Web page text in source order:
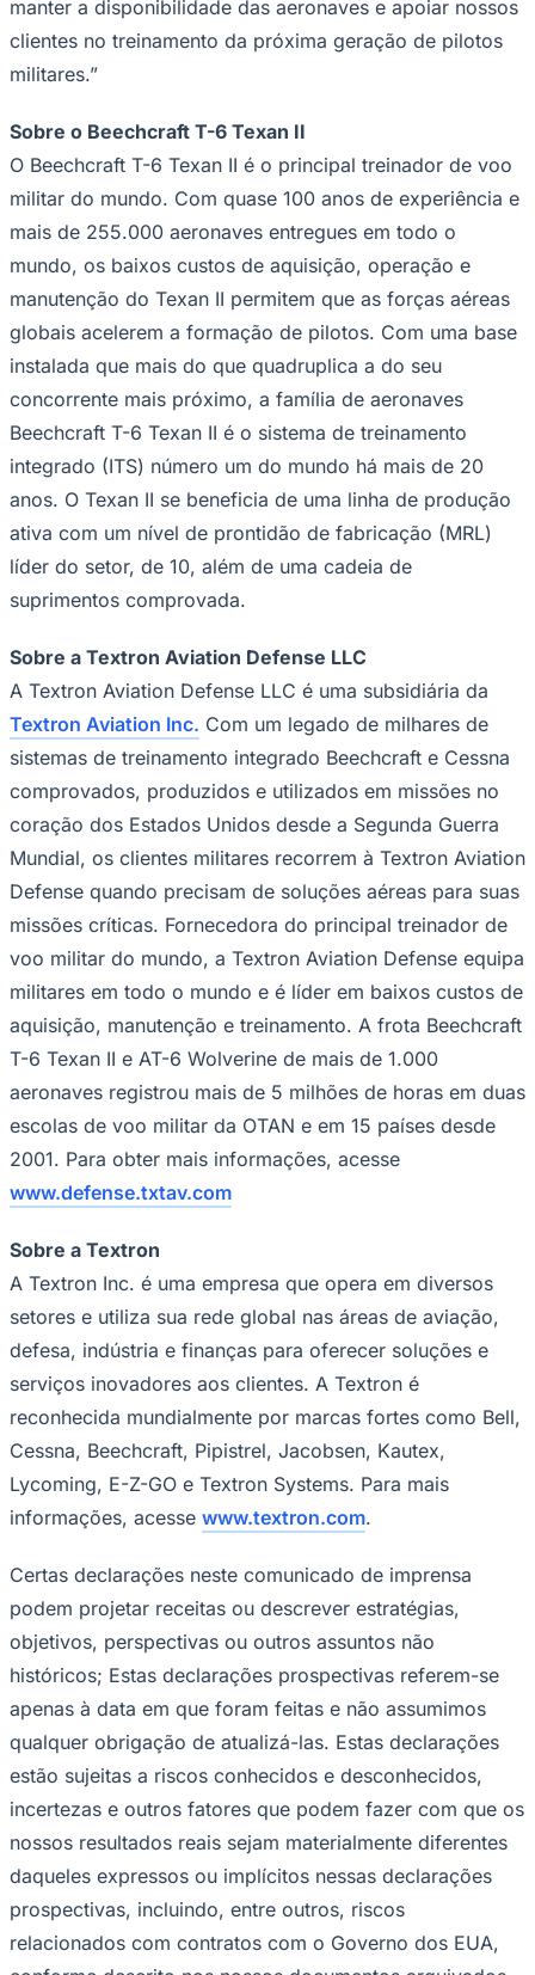
Juventude
Ceará
Goiás
militares.”
Sobre o Beechcraft T-6 Texan II
militar do mundo. Com quase 100 anos de experiência e
mais de 255.000 aeronaves entregues em todo o
mundo, os baixos custos de aquisição, operação e
manutenção do Texan II permitem que as forças aéreas
globais acelerem a formação de pilotos. Com uma base
instalada que mais do que quadruplica a do seu
concorrente mais próximo, a família de aeronaves
Beechcraft T-6 Texan II é o sistema de treinamento
integrado (ITS) número um do mundo há mais de 20
anos. O Texan II se beneficia de uma linha de produção
ativa com um nível de prontidão de fabricação (MRL)
líder do setor, de 10, além de uma cadeia de
suprimentos comprovada.
Sobre a Textron Aviation Defense LLC
Textron Aviation Inc.Com um legado de milhares de
sistemas de treinamento integrado Beechcraft e Cessna
comprovados, produzidos e utilizados em missões no
coração dos Estados Unidos desde a Segunda Guerra
Mundial, os clientes militares recorrem à Textron Aviation
Defense quando precisam de soluções aéreas para suas
missões críticas. Fornecedora do principal treinador de
voo militar do mundo, a Textron Aviation Defense equipa
militares em todo o mundo e é líder em baixos custos de
aquisição, manutenção e treinamento. A frota Beechcraft
T-6 Texan II e AT-6 Wolverine de mais de 1.000
aeronaves registrou mais de 5 milhões de horas em duas
escolas de voo militar da OTAN e em 15 países desde
2001. Para obter mais informações, acesse
www.defense.txtav.com
Sobre a Textron
setores e utiliza sua rede global nas áreas de aviação,
defesa, indústria e finanças para oferecer soluções e
serviços inovadores aos clientes. A Textron é
reconhecida mundialmente por marcas fortes como Bell,
Cessna, Beechcraft, Pipistrel, Jacobsen, Kautex,
Lycoming, E-Z-GO e Textron Systems. Para mais
informações, acesse www.textron.com.
Certas declarações neste comunicado de imprensa
objetivos, perspectivas ou outros assuntos não
históricos; Estas declarações prospectivas referem-se
apenas à data em que foram feitas e não assumimos
qualquer obrigação de atualizá-las. Estas declarações
estão sujeitas a riscos conhecidos e desconhecidos,
incertezas e outros fatores que podem fazer com que os
nossos resultados reais sejam materialmente diferentes
daqueles expressos ou implícitos nessas declarações
prospectivas, incluindo, entre outros, riscos
relacionados com contratos com o Governo dos EUA,
conforme descrito nos nossos documentos arquivados
na Comissão de Valores Mobiliários (Securities and